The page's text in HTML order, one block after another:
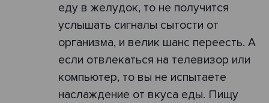
еду в желудок, то не получится
услышать сигналы сытости от
организма, и велик шанс переесть. А
если отвлекаться на телевизор или
компьютер, то вы не испытаете
наслаждение от вкуса еды. Пищу